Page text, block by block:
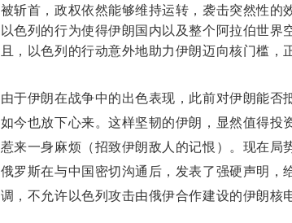
被斩首，政权依然能够维持运转，袭击突然性的
以色列的行为使得伊朗国内以及整个阿拉伯世界
且，以色列的行动意外地助力伊朗迈向核门槛，
由于伊朗在战争中的出色表现，此前对伊朗能否
如今也放下心来。这样坚韧的伊朗，显然值得投
惹来一身麻烦（招致伊朗敌人的记恨）。现在局
俄罗斯在与中国密切沟通后，发表了强硬声明，
调，不允许以色列攻击由俄伊合作建设的伊朗核